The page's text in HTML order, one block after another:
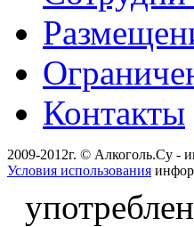
Контакты
2009-2012г. © Алкоголь.Су -
Условия использования